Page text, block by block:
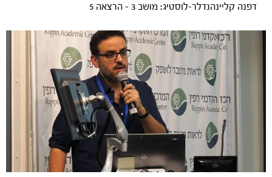
דפנה קליינהנדלר-לוסטיג: מושב 3 - הרצאה 5